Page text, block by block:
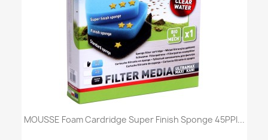
MOUSSE Foam Cardridge Super Finish Sponge 45PPI...